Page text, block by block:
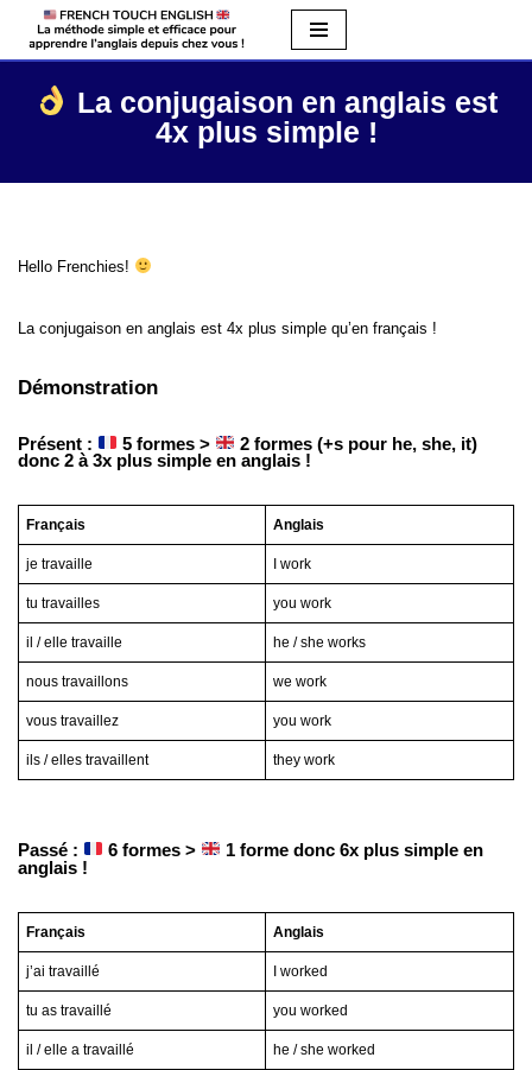
Aller
contenu
La conjugaison en anglais est
4x plus simple !
Hello Frenchies!
La conjugaison en anglais est 4x plus simple qu’en français !
Démonstration
Présent : 5 formes >
2 formes (+s pour he, she, it)
donc 2 à 3x plus simple en anglais !
Français Anglais
je travaille I work
tu travailles you work
il / elle travaille he / she works
nous travaillons we work
vous travaillez you work
ils / elles travaillent they work
Passé : 6 formes >
1 forme donc 6x plus simple en
anglais !
Français Anglais
j’ai travaillé I worked
tu as travaillé you worked
il / elle a travaillé he / she worked